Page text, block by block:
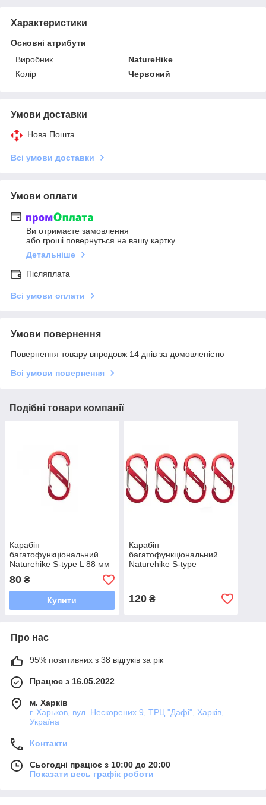
Характеристики
Основні атрибути
Виробник
NatureHike
Колір
Червоний
Умови доставки
Нова Пошта
Всі умови доставки
Умови оплати
Ви отримаєте замовлення
або гроші повернуться на вашу картку
Детальніше
Післяплата
Всі умови оплати
Умови повернення
Повернення товару впродовж 14 днів за домовленістю
Всі умови повернення
Подібні товари компанії
Карабін
багатофункціональний
Naturehike S-type L 88 мм
NH20GS004
80 ₴
Купити
Карабін
багатофункціональний
Naturehike S-type
120₴
Про нас
95% позитивних з 38 відгуків за рік
Працює з 16.05.2022
м. Харків
г. Харьков, вул. Нескорених 9, ТРЦ "Дафі", Харків,
Україна
Контакти
Сьогодні працює з 10:00 до 20:00
Показати весь графік роботи